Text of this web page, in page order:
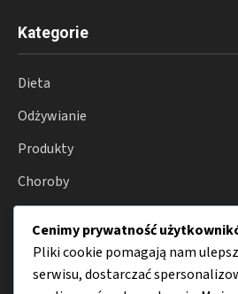
Kategorie
Dieta
Odżywianie
Produkty
Choroby
Porady
Cenimy prywatność
Pliki cookie pomagają nam
serwisu, dostarczać